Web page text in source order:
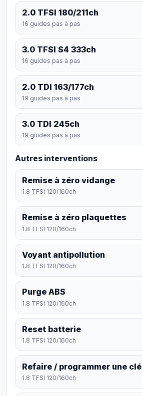
2.0 TFSI 180/211ch
16 guides pas à pas
3.0 TFSI S4 333ch
16 guides pas à pas
2.0 TDI 163/177ch
19 guides pas à pas
3.0 TDI 245ch
19 guides pas à pas
Autres interventions
Remise à zéro vidange
1.8 TFSI 120/160ch
Remise à zéro plaquettes
1.8 TFSI 120/160ch
Voyant antipollution
1.8 TFSI 120/160ch
Purge ABS
1.8 TFSI 120/160ch
Reset batterie
1.8 TFSI 120/160ch
Refaire / programmer une clé
1.8 TFSI 120/160ch